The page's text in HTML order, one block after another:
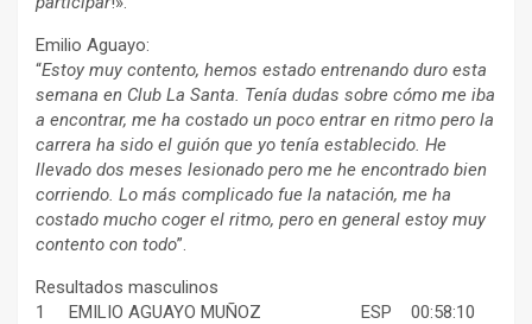
Emilio Aguayo:
“Estoy muy contento, hemos estado entrenando duro esta
semana en Club La Santa. Tenía dudas sobre cómo me iba
a encontrar, me ha costado un poco entrar en ritmo pero la
carrera ha sido el guión que yo tenía establecido. He
llevado dos meses lesionado pero me he encontrado bien
corriendo. Lo más complicado fue la natación, me ha
costado mucho coger el ritmo, pero en general estoy muy
contento con todo”.
Resultados masculinos
1 EMILIO AGUAYO MUÑOZ ESP 00:58:10